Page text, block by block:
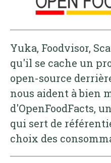
Yuka, Foodvisor,
qu'il se cache un
open-source
nous aident à bien
d'OpenFoodFacts,
qui sert de
choix des